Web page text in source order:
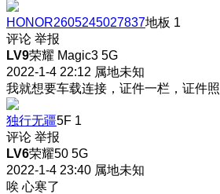
HONOR2605245027837地板 1
评论 举报
LV9荣耀 Magic3 5G
2022-1-4 22:12 属地未知
我就想要车载连接，证件一栏，证件照
独行无疆5F 1
评论 举报
LV6荣耀50 5G
2022-1-4 23:40 属地未知
唉 心寒了